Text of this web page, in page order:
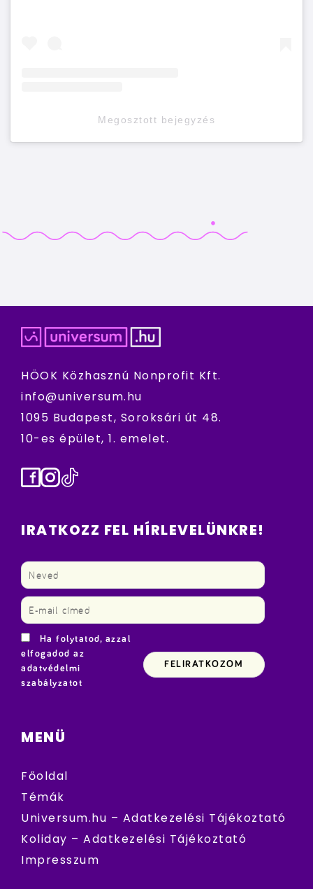
Megosztott bejegyzés
HÖOK Közhasznú Nonprofit Kft.
info@universum.hu
1095 Budapest, Soroksári út 48.
10-es épület, 1. emelet.
Facebook
Instagram
TikTok
IRATKOZZ FEL HÍRLEVELÜNKRE!
Ha folytatod, azzal
elfogadod az
adatvédelmi
szabályzatot
MENÜ
Főoldal
Témák
Universum.hu – Adatkezelési Tájékoztató
Koliday – Adatkezelési Tájékoztató
Impresszum